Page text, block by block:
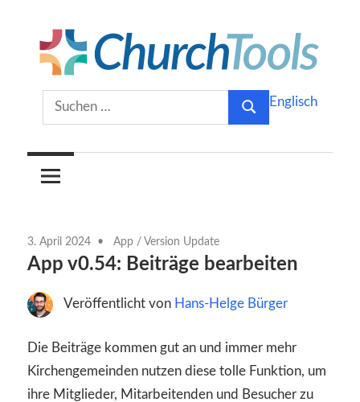
Inhalt
springen
ChurchTools
Blog
(Deutsch)
KircheSuchen
nach:
Suchen
Englisch
3. April 2024 App / Version Update
App v0.54: Beiträge bearbeiten
Veröffentlicht von Hans-Helge Bürger
Die Beiträge kommen gut an und immer mehr
Kirchengemeinden nutzen diese tolle Funktion, um
ihre Mitglieder, Mitarbeitenden und Besucher zu